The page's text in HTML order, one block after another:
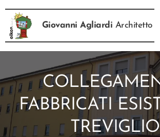
Giovanni Agliardi Architetto
FABBRICATI
TREVIGLIO